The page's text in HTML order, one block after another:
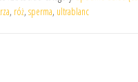
, róż, sperma, ultrablanc